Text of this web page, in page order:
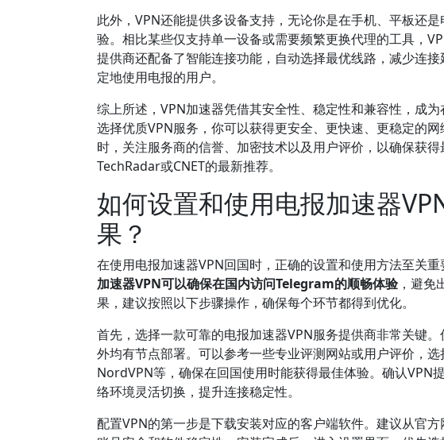
此外，VPN还能提供多设备支持，无论你是在手机、平板还
验。相比某些仅支持单一设备或需要频繁更换代理的工具，
提供商还配备了智能连接功能，自动选择最优线路，减少连
定地使用电报的用户。
综上所述，VPN加速器凭借其安全性、稳定性和兼容性，成
选择优质VPN服务，你可以获得更安全、更快速、更稳定的
时，关注服务商的信誉、加密技术以及用户评价，以确保获
TechRadar或CNET的最新推荐。
如何设置和使用电报加速器
果？
在使用电报加速器VPN回国时，正确的设置和使用方法至关重
加速器VPN可以确保在国内访问Telegram的顺畅体验，避免
果，建议按照以下步骤操作，确保每个环节都得到优化。
首先，选择一款可靠的电报加速器VPN服务提供商非常关键
外均有节点部署。可以参考一些专业评测网站或用户评价，
NordVPN等，确保在回国使用时能获得最佳体验。确认VPN
络环境灵活切换，提升连接稳定性。
配置VPN的第一步是下载安装对应的客户端软件。建议从官